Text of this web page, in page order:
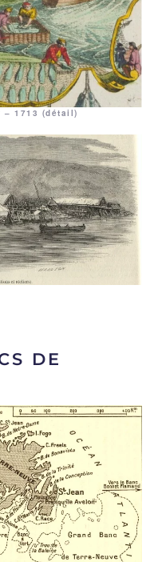
– 1713 (détail)
DE